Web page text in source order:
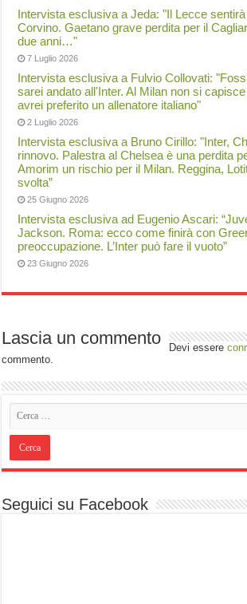
Intervista esclusiva a Jeda: "Il Lecce
Corvino. Gaetano grave perdita per il
due anni…"
7 Luglio 2026
Intervista esclusiva a Fulvio Collovati:
sarei andato all'Inter. Al Milan non si
avrei preferito un allenatore italiano"
2 Luglio 2026
Intervista esclusiva a Bruno Cirillo: "Inter,
rinnovo. Palestra al Chelsea è una perdita
Amorim un rischio per il Milan. Reggina,
svolta”
25 Giugno 2026
Intervista esclusiva ad Eugenio Ascari:
Jackson. Roma: ecco come finirà con
preoccupazione. L’Inter può fare il vuoto”
23 Giugno 2026
Lascia un commento Devi essere
commento.
Seguici su Facebook